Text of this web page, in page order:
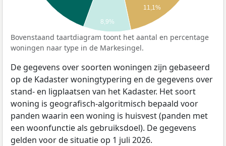
11,1%
8,9%
Bovenstaand taartdiagram toont het aantal en percentage
woningen naar type in de Markesingel.
De gegevens over soorten woningen zijn gebaseerd
op de Kadaster woningtypering en de gegevens over
stand- en ligplaatsen van het Kadaster. Het soort
woning is geografisch-algoritmisch bepaald voor
panden waarin een woning is huisvest (panden met
een woonfunctie als gebruiksdoel). De gegevens
gelden voor de situatie op 1 juli 2026.